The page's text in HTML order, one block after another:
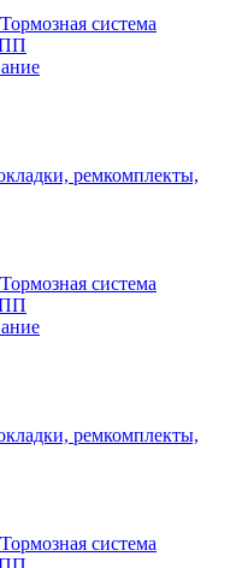
система
ремкомплекты,
система
ремкомплекты,
система